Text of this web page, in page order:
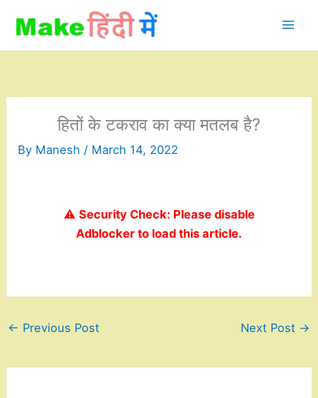
content
हितों के टकराव का क्या मतलब है?
By Manesh / March 14, 2022
⚠️ Security Check: Please disable
Adblocker to load this article.
← Previous Post Next Post →